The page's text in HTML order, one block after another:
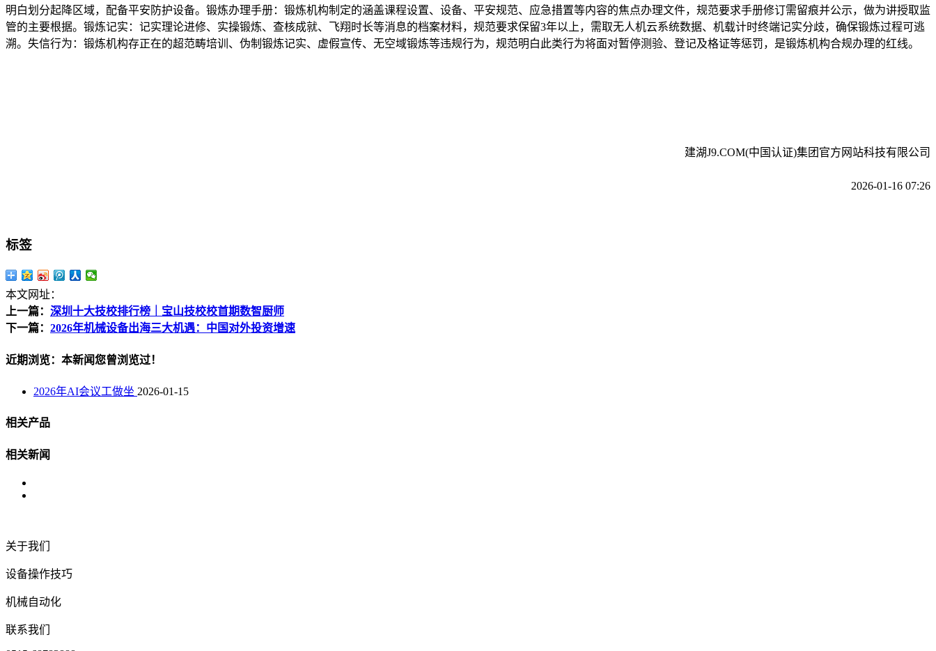
明白划分起降区域，配备平安防护设备。锻炼办理手册：锻炼机构制定的涵盖课程设置、设备、平安规范、应急措置等内容的焦点办理文件，规范要求手册修订需留痕并公示，做为讲授取监
管的主要根据。锻炼记实：记实理论进修、实操锻炼、查核成就、飞翔时长等消息的档案材料，规范要求保留3年以上，需取无人机云系统数据、机载计时终端记实分歧，确保锻炼过程可逃
溯。失信行为：锻炼机构存正在的超范畴培训、伪制锻炼记实、虚假宣传、无空域锻炼等违规行为，规范明白此类行为将面对暂停测验、登记及格证等惩罚，是锻炼机构合规办理的红线。
建湖J9.COM(中国认证)集团官方网站科技有限公司
2026-01-16 07:26
标签
本文网址：
上一篇： 深圳十大技校排行榜｜宝山技校校首期数智厨师
下一篇： 2026年机械设备出海三大机遇：中国对外投资增速
近期浏览：本新闻您曾浏览过！
2026年AI会议工做坐 2026-01-15
相关产品
相关新闻
关于我们
设备操作技巧
机械自动化
联系我们